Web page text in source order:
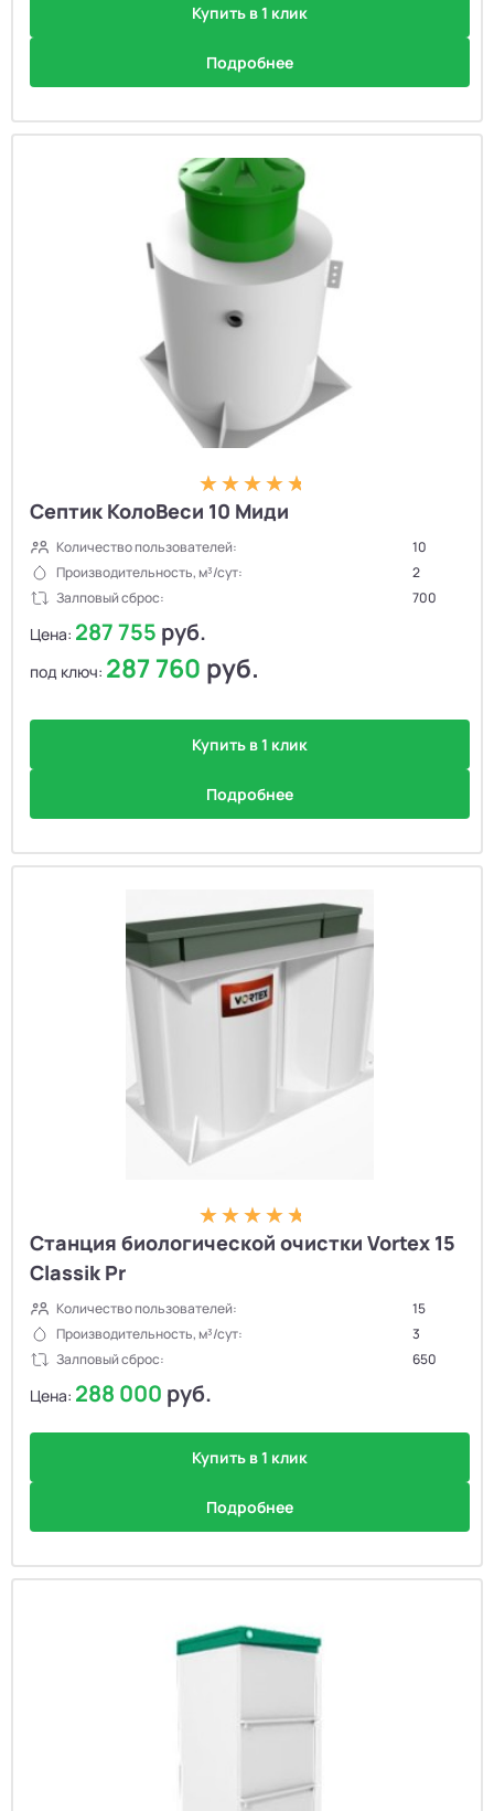
Купить в 1 клик
Подробнее
Септик КолоВеси 10 Миди
Количество пользователей:
10
Производительность, м³/сут:
2
Залповый сброс:
700
Цена: 287 755 руб.
под ключ: 287 760 руб.
Купить в 1 клик
Подробнее
Станция биологической очистки Vortex 15
Classik Pr
Количество пользователей:
15
Производительность, м³/сут:
3
Залповый сброс:
650
Цена: 288 000 руб.
Купить в 1 клик
Подробнее